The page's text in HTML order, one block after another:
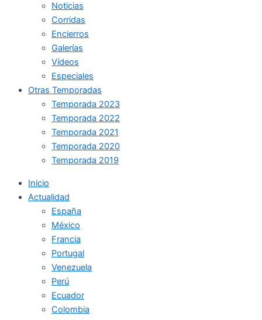
Noticias
Corridas
Encierros
Galerías
Vídeos
Especiales
Otras Temporadas
Temporada 2023
Temporada 2022
Temporada 2021
Temporada 2020
Temporada 2019
Inicio
Actualidad
España
México
Francia
Portugal
Venezuela
Perú
Ecuador
Colombia